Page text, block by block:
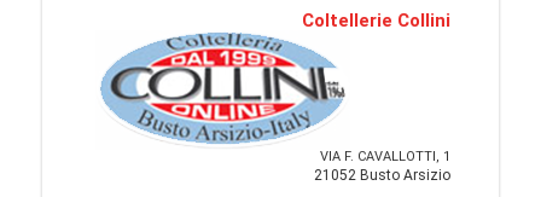
Coltellerie Collini
VIA F. CAVALLOTTI, 1
21052 Busto Arsizio